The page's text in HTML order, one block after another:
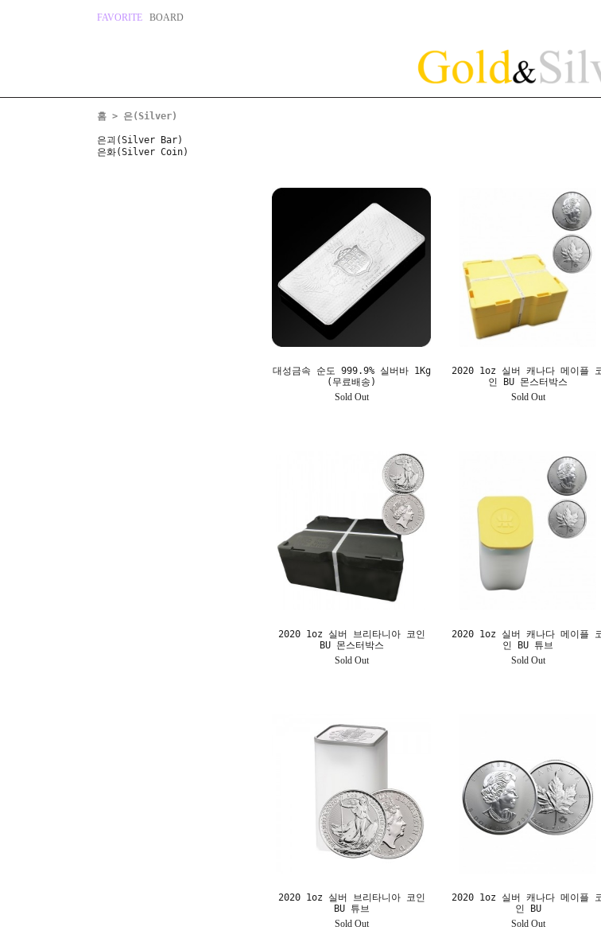
FAVORITE BOARD
홈 > 은(Silver)
은괴(Silver Bar)
은화(Silver Coin)
대성금속 순도 999.9% 실버바 1Kg
(무료배송)
Sold Out
2020 1oz 실버 캐나다 메이플
인 BU 몬스터박스
Sold Out
2020 1oz 실버 브리타니아 코인
BU 몬스터박스
Sold Out
2020 1oz 실버 캐나다 메이플
인 BU 튜브
Sold Out
2020 1oz 실버 브리타니아 코인
BU 튜브
Sold Out
2020 1oz 실버 캐나다 메이플
인 BU
Sold Out